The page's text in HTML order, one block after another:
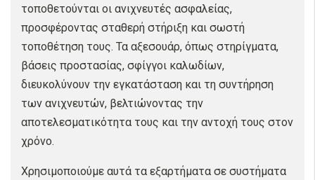
τοποθετούνται οι ανιχνευτές ασφαλείας,
προσφέροντας σταθερή στήριξη και σωστή
τοποθέτηση τους. Τα αξεσουάρ, όπως στηρίγματα,
βάσεις προστασίας, σφίγγοι καλωδίων,
διευκολύνουν την εγκατάσταση και τη συντήρηση
των ανιχνευτών, βελτιώνοντας την
αποτελεσματικότητα τους και την αντοχή τους στον
χρόνο.
Χρησιμοποιούμε αυτά τα εξαρτήματα σε συστήματα